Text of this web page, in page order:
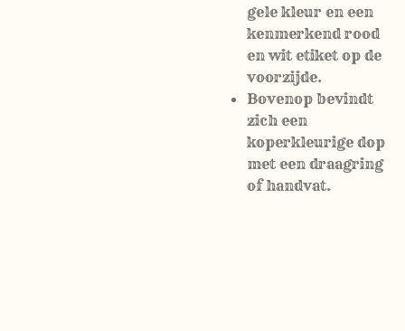
gele kleur en een
kenmerkend rood
en wit etiket op de
voorzijde.
Bovenop bevindt
zich een
koperkleurige dop
met een draagring
of handvat.